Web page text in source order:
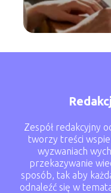
Zespół redakcyjny
tworzy treści
wyzwaniach
przekazywanie
sposób, tak aby
odnaleźć się w